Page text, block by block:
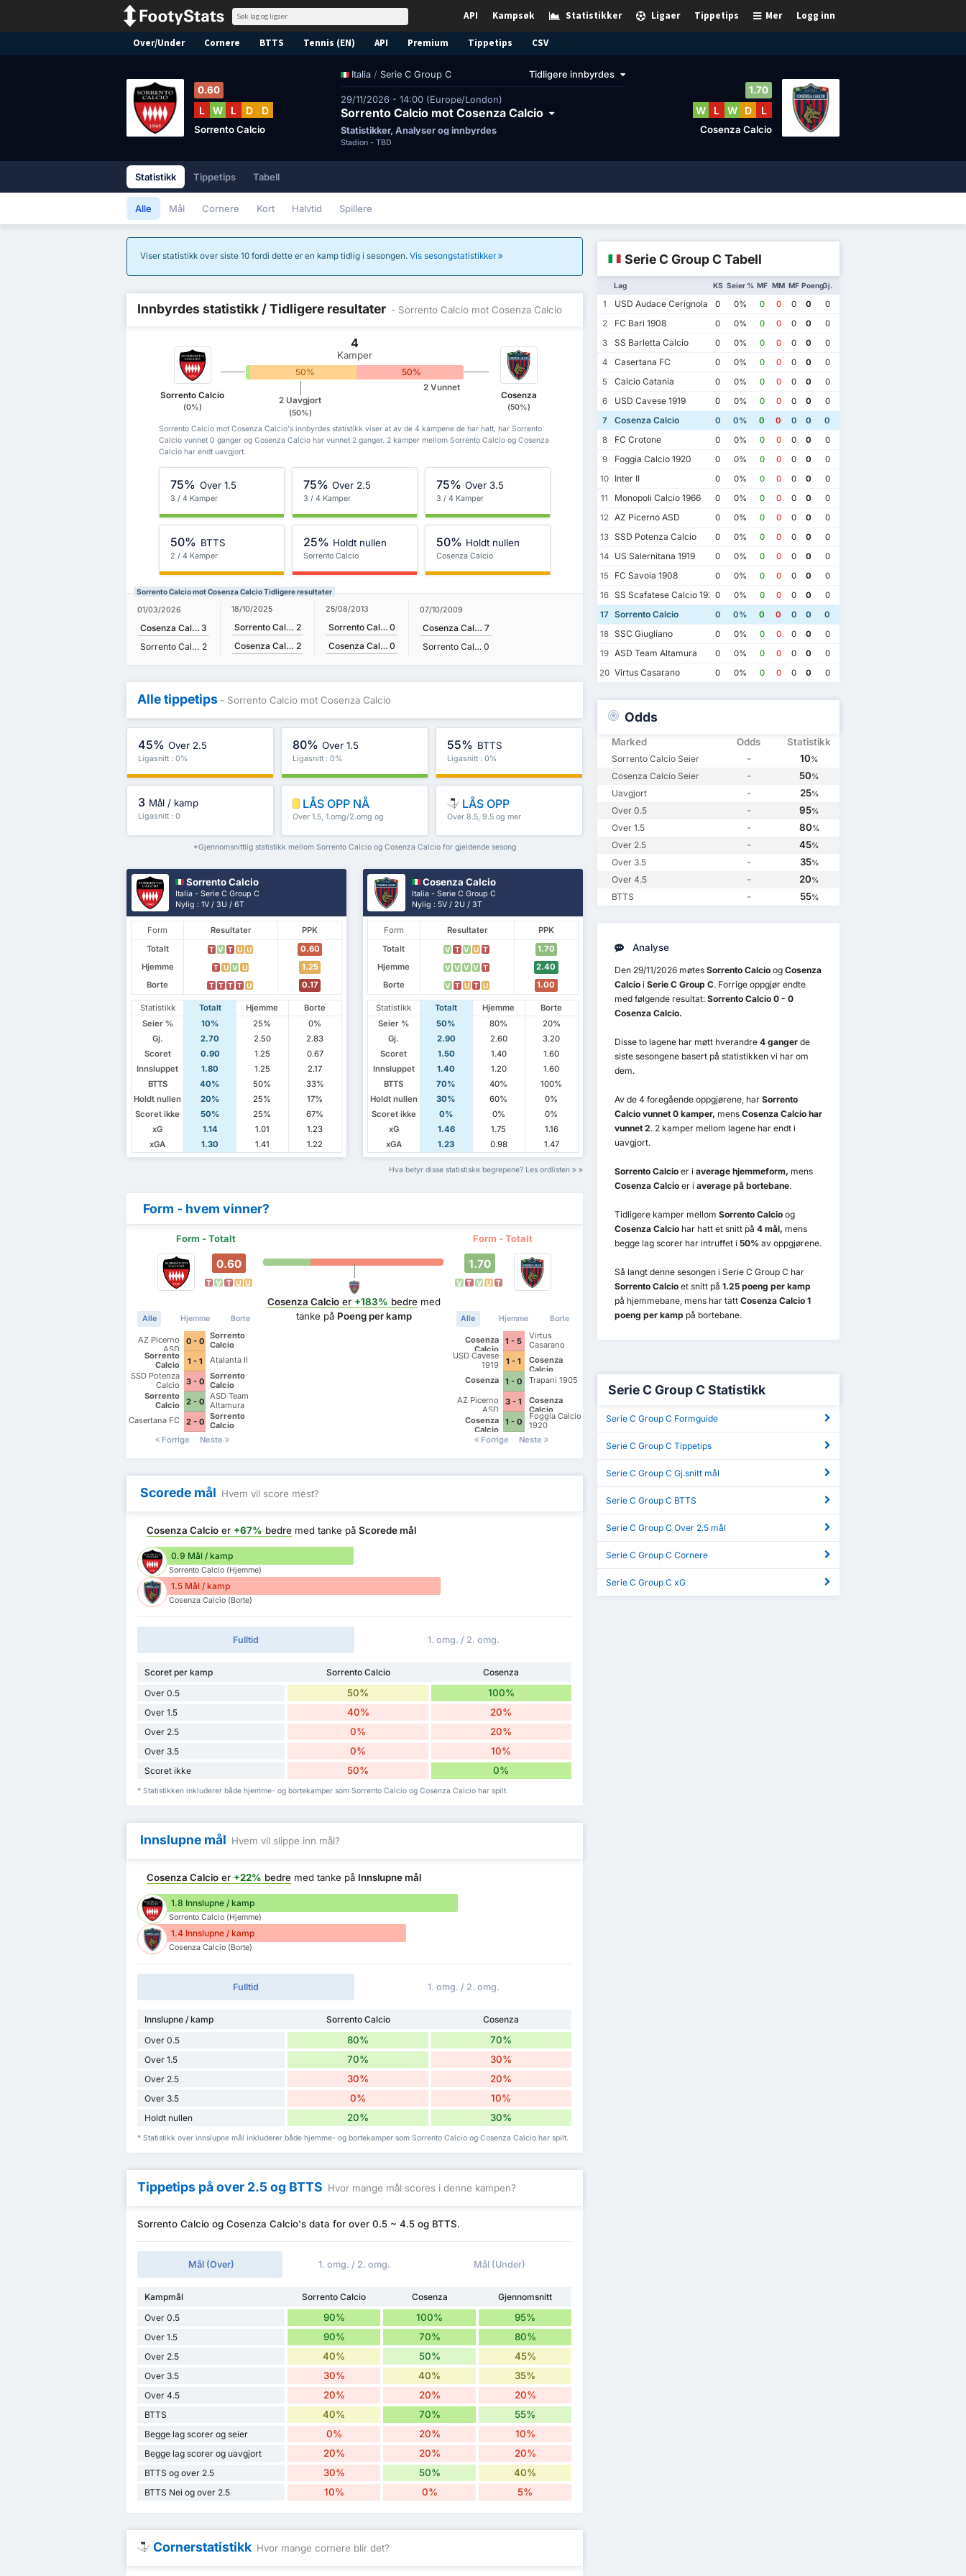
Logg inn
Mer
Tippetips
Ligaer
Statistikker
Kampsøk
API
Over/Under Cornere BTTS Tennis (EN) API Premium Tippetips CSV
Italia / Serie C Group C Tidligere innbyrdes
29/11/2026 - 14:00 (Europe/London)
Sorrento Calcio mot Cosenza Calcio
Statistikker, Analyser og innbyrdes
Stadion - TBD
0.60
L W L D D
Sorrento Calcio
1.70
W L W D L
Cosenza Calcio
Statistikk Tippetips Tabell
Alle Mål Cornere Kort Halvtid Spillere
Viser statistikk over siste 10 fordi dette er en kamp tidlig i sesongen. Vis sesongstatistikker
Innbyrdes statistikk / Tidligere resultater - Sorrento Calcio mot Cosenza Calcio
Sorrento Calcio
(0%)
4
Kamper
50% 50%
2 Uavgjort
(50%)
2 Vunnet
Cosenza
(50%)
Sorrento Calcio mot Cosenza Calcio's innbyrdes statistikk viser at av de 4 kampene de har hatt, har Sorrento
Calcio vunnet 0 ganger og Cosenza Calcio har vunnet 2 ganger. 2 kamper mellom Sorrento Calcio og Cosenza
Calcio har endt uavgjort.
75% Over 1.5
3 / 4 Kamper
75% Over 2.5
3 / 4 Kamper
75% Over 3.5
3 / 4 Kamper
50% BTTS
2 / 4 Kamper
25% Holdt nullen
Sorrento Calcio
50% Holdt nullen
Cosenza Calcio
Sorrento Calcio mot Cosenza Calcio Tidligere resultater
01/03/2026
Cosenza Calcio 3
Sorrento Calcio 2
18/10/2025
Sorrento Calcio 2
Cosenza Calcio 2
25/08/2013
Sorrento Calcio 0
Cosenza Calcio 0
07/10/2009
Cosenza Calcio 7
Sorrento Calcio 0
Alle tippetips - Sorrento Calcio mot Cosenza Calcio
45% Over 2.5
Ligasnitt : 0%
80% Over 1.5
Ligasnitt : 0%
55% BTTS
Ligasnitt : 0%
3 Mål / kamp
Ligasnitt : 0
LÅS OPP NÅ
Over 1.5, 1.omg/2.omg og
LÅS OPP
Over 8.5, 9.5 og mer
*Gjennomsnittlig statistikk mellom Sorrento Calcio og Cosenza Calcio for gjeldende sesong
Sorrento Calcio
Italia - Serie C Group C
Nylig : 1V / 3U / 6T
Form Resultater
PPK
Totalt
T V T U U
0.60
Hjemme
T U V U
1.25
Borte
T T T T U 0.17
Statistikk Totalt Hjemme
Borte
Seier %
10% 25%
0%
Gj.
2.70 2.50
2.83
Scoret
0.90 1.25
0.67
Innsluppet
1.80 1.25
2.17
BTTS
40% 50%
33%
Holdt nullen
20% 25%
17%
Scoret ikke
50% 25%
67%
xG
1.14 1.01
1.23
xGA
1.30 1.41 1.22
Cosenza Calcio
Italia - Serie C Group C
Nylig : 5V / 2U / 3T
Form Resultater
PPK
Totalt
V T V U T
1.70
Hjemme
V V V V T
2.40
Borte
V T U T U 1.00
Statistikk Totalt Hjemme
Borte
Seier %
50% 80%
20%
Gj.
2.90 2.60
3.20
Scoret
1.50 1.40
1.60
Innsluppet
1.40 1.20
1.60
BTTS
70% 40%
100%
Holdt nullen
30% 60%
0%
Scoret ikke
0% 0%
0%
xG
1.46 1.75
1.16
xGA
1.23 0.98 1.47
Hva betyr disse statistiske begrepene? Les ordlisten
Form - hvem vinner?
Form - Totalt Form - Totalt
0.60
T V T U U
Alle Hjemme Borte
AZ Picerno
ASD
0 - 0
Sorrento
Calcio
Sorrento
Calcio
1 - 1
Atalanta II
SSD Potenza
Calcio
3 - 0
Sorrento
Calcio
Sorrento
Calcio
2 - 0
ASD Team
Altamura
Casertana FC
2 - 0
Sorrento
Calcio
Forrige
Neste
Cosenza Calcio er +183% bedre med
tanke på Poeng per kamp
1.70
V T V U T
Alle Hjemme Borte
Cosenza
Calcio
1 - 5
Virtus
Casarano
USD Cavese
1919
1 - 1
Cosenza
Calcio
Cosenza
1 - 0
Trapani 1905
AZ Picerno
ASD
3 - 1
Cosenza
Calcio
Cosenza
Calcio
1 - 0
Foggia Calcio
1920
Forrige
Neste
Scorede mål Hvem vil score mest?
Cosenza Calcio er +67% bedre med tanke påScorede mål
0.9 Mål / kamp
Sorrento Calcio (Hjemme)
1.5 Mål / kamp
Cosenza Calcio (Borte)
Fulltid 1. omg. / 2. omg.
Scoret per kamp Sorrento Calcio
Cosenza
Over 0.5
50% 100%
Over 1.5 40% 20%
Over 2.5 0% 20%
Over 3.5 0% 10%
Scoret ikke 50% 0%
* Statistikken inkluderer både hjemme- og bortekamper som Sorrento Calcio og Cosenza Calcio har spilt.
Innslupne mål Hvem vil slippe inn mål?
Cosenza Calcio er +22% bedre med tanke på Innslupne mål
1.8 Innslupne / kamp
Sorrento Calcio (Hjemme)
1.4 Innslupne / kamp
Cosenza Calcio (Borte)
Fulltid 1. omg. / 2. omg.
Innslupne / kamp Sorrento Calcio
Cosenza
Over 0.5
80% 70%
Over 1.5 70% 30%
Over 2.5 30% 20%
Over 3.5 0% 10%
Holdt nullen 20% 30%
* Statistikk over innslupne mål inkluderer både hjemme- og bortekamper som Sorrento Calcio og Cosenza Calcio har spilt.
Tippetips på over 2.5 og BTTS Hvor mange mål scores i denne kampen?
Sorrento Calcio og Cosenza Calcio's data for over 0.5 ~ 4.5 og BTTS.
Mål (Over) 1. omg. / 2. omg. Mål (Under)
Kampmål Sorrento Calcio Cosenza
Gjennomsnitt
Over 0.5
90% 100% 95%
Over 1.5 90% 70% 80%
Over 2.5 40% 50% 45%
Over 3.5 30% 40% 35%
Over 4.5 20% 20% 20%
BTTS 40% 70% 55%
Begge lag scorer og seier 0% 20% 10%
Begge lag scorer og uavgjort 20% 20% 20%
BTTS og over 2.5 30% 50% 40%
BTTS Nei og over 2.5 10% 0% 5%
Cornerstatistikk Hvor mange cornere blir det?
Serie C Group C Tabell
Lag KS Seier % MF MM MF PoengGj.
1 USD Audace Cerignola 0 0% 0 0 0 0
0
2
FC Bari 1908 0 0% 0 0 0 0
0
3
SS Barletta Calcio 0 0% 0 0 0 0
0
4
Casertana FC 0 0% 0 0 0 0
0
5
Calcio Catania 0 0% 0 0 0 0
0
6
USD Cavese 1919 0 0% 0 0 0 0
0
7
Cosenza Calcio 0 0% 0 0 0 0
0
8
FC Crotone 0 0% 0 0 0 0
0
9
Foggia Calcio 1920 0 0% 0 0 0 0
0
10
Inter II 0 0% 0 0 0 0
0
11
Monopoli Calcio 1966 0 0% 0 0 0 0
0
12
AZ Picerno ASD 0 0% 0 0 0 0
0
13 SSD Potenza Calcio 0 0% 0 0 0 0
0
14
US Salernitana 1919 0 0% 0 0 0 0
0
15
FC Savoia 1908 0 0% 0 0 0 0
0
16 SS Scafatese Calcio 19220 0% 0 0 0 0
0
17
Sorrento Calcio 0 0% 0 0 0 0
0
18 SSC Giugliano 0 0% 0 0 0 0
0
19 ASD Team Altamura 0 0% 0 0 0 0
0
20 Virtus Casarano 0 0% 0 0 0 0 0
Odds
Marked Odds Statistikk
Sorrento Calcio Seier - 10%
Cosenza Calcio Seier - 50%
Uavgjort - 25%
Over 0.5 - 95%
Over 1.5 - 80%
Over 2.5 - 45%
Over 3.5 - 35%
Over 4.5 - 20%
BTTS - 55%
Analyse
Den 29/11/2026 møtes Sorrento Calcioog Cosenza
Calcioi Serie C Group C. Forrige oppgjør endte
med følgende resultat: Sorrento Calcio 0 - 0
Cosenza Calcio.
Disse to lagene har møtt hverandre 4 gangerde
siste sesongene basert på statistikken vi har om
dem.
Av de 4 foregående oppgjørene, har Sorrento
Calcio vunnet 0 kamper, mens Cosenza Calcio har
vunnet 2. 2 kamper mellom lagene har endt i
uavgjort.
Sorrento Calcioer i average hjemmeform, mens
Cosenza Calcioer i average på bortebane.
Tidligere kamper mellom Sorrento Calcioog
Cosenza Calciohar hatt et snitt på 4 mål, mens
begge lag scorer har intruffet i 50% av oppgjørene.
Så langt denne sesongen i Serie C Group C har
Sorrento Calcioet snitt på 1.25 poeng per kamp
på hjemmebane, mens har tatt Cosenza Calcio 1
poeng per kamp på bortebane.
Serie C Group C Statistikk
Serie C Group C Formguide
Serie C Group C Tippetips
Serie C Group C Gj.snitt mål
Serie C Group C BTTS
Serie C Group C Over 2.5 mål
Serie C Group C Cornere
Serie C Group C xG